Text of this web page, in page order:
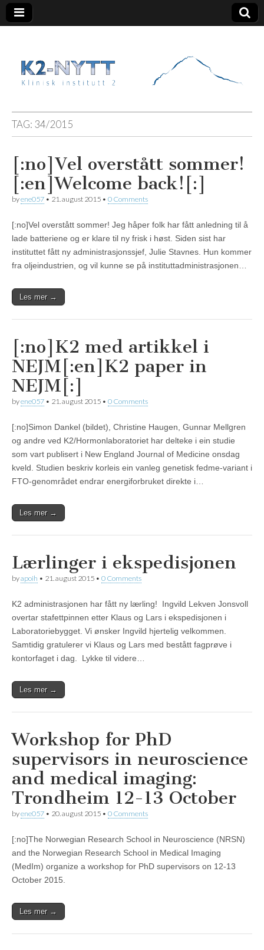
K2 Nytt
TAG: 34/2015
[:no]Vel overstått sommer!
[:en]Welcome back![:]
byene057 • 21. august 2015 • 0 Comments
[:no]Vel overstått sommer! Jeg håper folk har fått anledning til å
lade batteriene og er klare til ny frisk i høst. Siden sist har
instituttet fått ny administrasjonssjef, Julie Stavnes. Hun kommer
fra oljeindustrien, og vil kunne se på instituttadministrasjonen…
Les mer →
[:no]K2 med artikkel i
NEJM[:en]K2 paper in
NEJM[:]
byene057 • 21. august 2015 • 0 Comments
[:no]Simon Dankel (bildet), Christine Haugen, Gunnar Mellgren
og andre ved K2/Hormonlaboratoriet har delteke i ein studie
som vart publisert i New England Journal of Medicine onsdag
kveld. Studien beskriv korleis ein vanleg genetisk fedme-variant i
FTO-genområdet endrar energiforbruket direkte i…
Les mer →
Lærlinger i ekspedisjonen
byapoih • 21. august 2015 • 0 Comments
K2 administrasjonen har fått ny lærling! Ingvild Lekven Jonsvoll
overtar stafettpinnen etter Klaus og Lars i ekspedisjonen i
Laboratoriebygget. Vi ønsker Ingvild hjertelig velkommen.
Samtidig gratulerer vi Klaus og Lars med bestått fagprøve i
kontorfaget i dag. Lykke til videre…
Les mer →
Workshop for PhD
supervisors in neuroscience
and medical imaging:
Trondheim 12-13 October
byene057 • 20. august 2015 • 0 Comments
[:no]The Norwegian Research School in Neuroscience (NRSN)
and the Norwegian Research School in Medical Imaging
(MedIm) organize a workshop for PhD supervisors on 12-13
October 2015.
Les mer →